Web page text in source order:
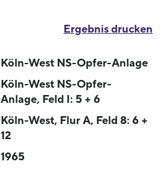
Ergebnis drucken
Köln-West NS-Opfer-Anlage
Köln-West NS-Opfer-
Anlage, Feld I: 5 + 6
Köln-West, Flur A, Feld 8: 6 +
12
1965